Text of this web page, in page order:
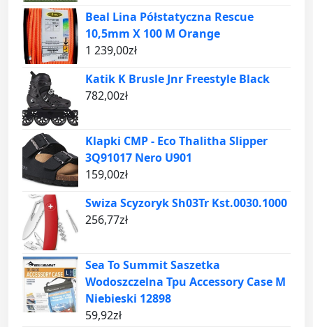
Beal Lina Półstatyczna Rescue
10,5mm X 100 M Orange
1 239,00zł
Katik K Brusle Jnr Freestyle Black
782,00zł
Klapki CMP - Eco Thalitha Slipper
3Q91017 Nero U901
159,00zł
Swiza Scyzoryk Sh03Tr Kst.0030.1000
256,77zł
Sea To Summit Saszetka
Wodoszczelna Tpu Accessory Case M
Niebieski 12898
59,92zł